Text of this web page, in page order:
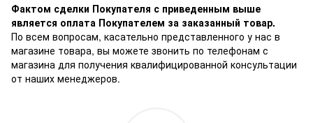
Фактом сделки Покупателя с приведенным выше
является оплата Покупателем за заказанный товар.
По всем вопросам, касательно представленного у нас в
магазине товара, вы можете звонить по телефонам с
магазина для получения квалифицированной консультации
от наших менеджеров.